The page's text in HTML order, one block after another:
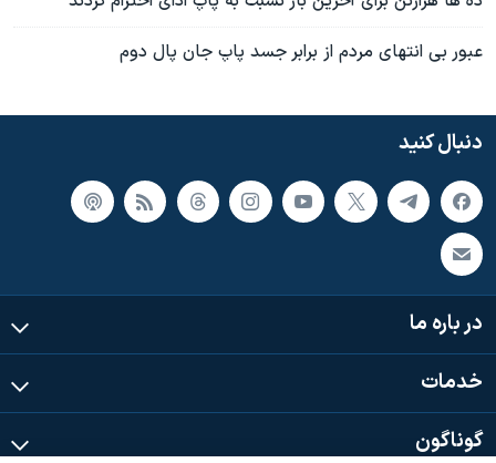
عبور بی انتهای مردم از برابر جسد پاپ جان پال دوم
دنبال کنید
در باره ما
خدمات
گوناگون